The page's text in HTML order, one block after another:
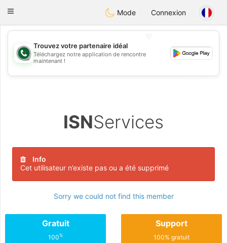
Weshrak
Toggle
Mode Connexion
💖
💕
Trouvez votre partenaire idéal
Téléchargez notre application de rencontre
maintenant !
ISNServices
Info
Cet utilisateur n’existe pas ou a été supprimé
Sorry we could not find this member
Gratuit
100%
Support
100% gratuit